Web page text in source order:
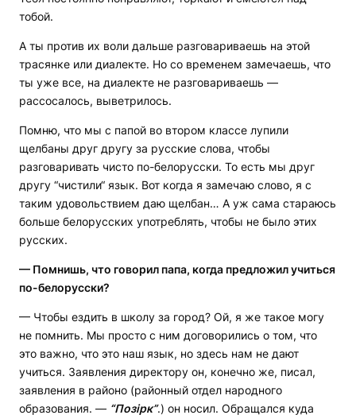
тобой.
А ты против их воли дальше разговариваешь на этой
трасянке или диалекте. Но со временем замечаешь, что
ты уже все, на диалекте не разговариваешь —
рассосалось, выветрилось.
Помню, что мы с папой во втором классе лупили
щелбаны друг другу за русские слова, чтобы
разговаривать чисто по-белорусски. То есть мы друг
другу “чистили“ язык. Вот когда я замечаю слово, я с
таким удовольствием даю щелбан… А уж сама стараюсь
больше белорусских употреблять, чтобы не было этих
русских.
— Помнишь, что говорил папа, когда предложил учиться
по-белорусски?
— Чтобы ездить в школу за город? Ой, я же такое могу
не помнить. Мы просто с ним договорились о том, что
это важно, что это наш язык, но здесь нам не дают
учиться. Заявления директору он, конечно же, писал,
заявления в районо (районный отдел народного
образования. — “Позірк”.) он носил. Обращался куда